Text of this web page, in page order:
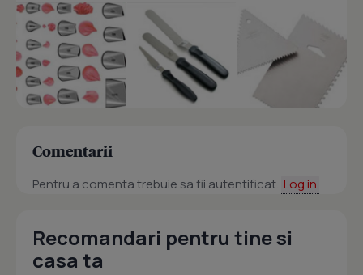
Comentarii
Pentru a comenta trebuie sa fii autentificat. Log in
Recomandari pentru tine si
casa ta